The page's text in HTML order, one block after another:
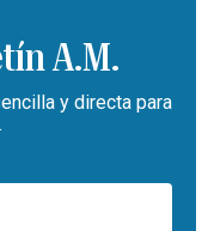
A.M.
y directa para